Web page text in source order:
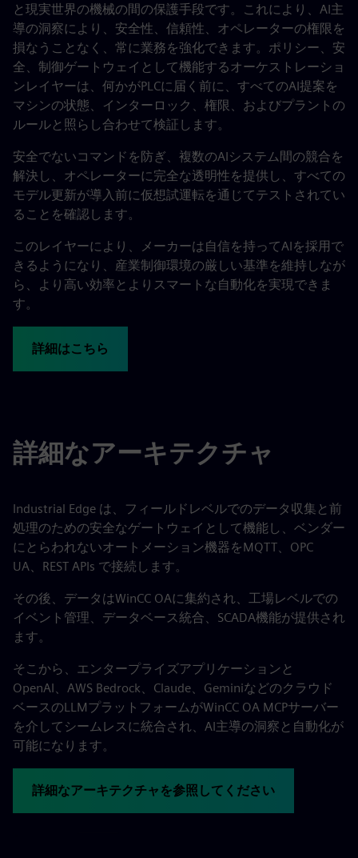
と現実世界の機械の間の保護手段です。これにより、AI主
導の洞察により、安全性、信頼性、オペレーターの権限を
損なうことなく、常に業務を強化できます。ポリシー、安
全、制御ゲートウェイとして機能するオーケストレーショ
ンレイヤーは、何かがPLCに届く前に、すべてのAI提案を
マシンの状態、インターロック、権限、およびプラントの
ルールと照らし合わせて検証します。
安全でないコマンドを防ぎ、複数のAIシステム間の競合を
解決し、オペレーターに完全な透明性を提供し、すべての
モデル更新が導入前に仮想試運転を通じてテストされてい
ることを確認します。
このレイヤーにより、メーカーは自信を持ってAIを採用で
きるようになり、産業制御環境の厳しい基準を維持しなが
ら、より高い効率とよりスマートな自動化を実現できま
す。
詳細はこちら
詳細なアーキテクチャ
Industrial Edge は、フィールドレベルでのデータ収集と前
処理のための安全なゲートウェイとして機能し、ベンダー
にとらわれないオートメーション機器をMQTT、OPC
UA、REST APIs で接続します。
その後、データはWinCC OAに集約され、工場レベルでの
イベント管理、データベース統合、SCADA機能が提供され
ます。
そこから、エンタープライズアプリケーションと
OpenAI、AWS Bedrock、Claude、Geminiなどのクラウド
ベースのLLMプラットフォームがWinCC OA MCPサーバー
を介してシームレスに統合され、AI主導の洞察と自動化が
可能になります。
詳細なアーキテクチャを参照してください